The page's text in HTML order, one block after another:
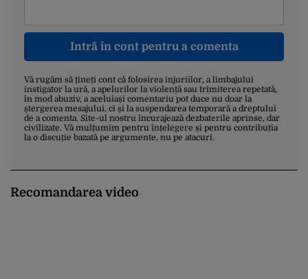
Intră în cont pentru a comenta
Vă rugăm să țineți cont că folosirea injuriilor, a limbajului
instigator la ură, a apelurilor la violență sau trimiterea repetată,
în mod abuziv, a aceluiași comentariu pot duce nu doar la
ștergerea mesajului, ci și la suspendarea temporară a dreptului
de a comenta. Site-ul nostru încurajează dezbaterile aprinse, dar
civilizate. Vă mulțumim pentru înțelegere și pentru contribuția
la o discuție bazată pe argumente, nu pe atacuri.
Recomandarea video